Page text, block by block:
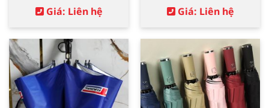
Giá: Liên hệ Giá: Liên hệ